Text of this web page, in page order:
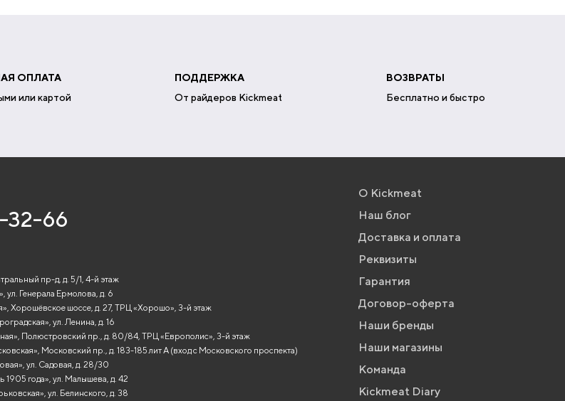
ОПЛАТА
или картой
ПОДДЕРЖКА
От райдеров Kickmeat
ВОЗВРАТЫ
Бесплатно и быстро
32-66
пр-д, д. 5/1, 4-й этаж
ул. Генерала Ермолова, д. 6
Хорошёвское шоссе, д. 27, ТРЦ «Хорошо», 3-й этаж
ул. Ленина, д. 16
Полюстровский пр., д. 80/84, ТРЦ «Европолис», 3-й этаж
Московский пр., д. 183-185 лит А (вход с Московского проспекта)
ул. Садовая, д. 28/30
1905 года», ул. Малышева, д. 42
ул. Белинского, д. 38
О Kickmeat
Наш блог
Доставка и оплата
Реквизиты
Гарантия
Договор-оферта
Наши бренды
Наши магазины
Команда
Kickmeat Diary